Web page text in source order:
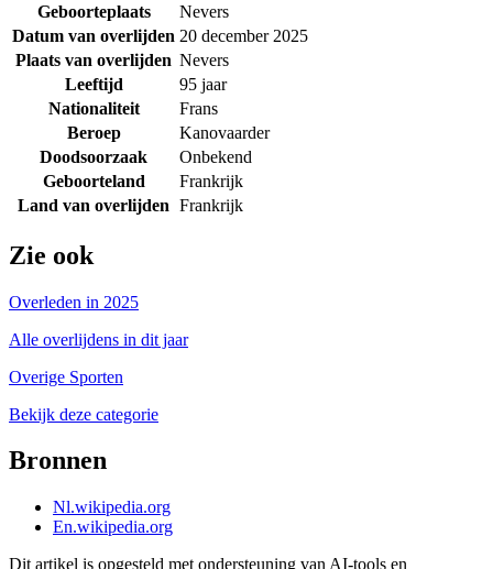
Geboorteplaats
Nevers
Datum van overlijden 20 december 2025
Plaats van overlijden Nevers
Leeftijd
95 jaar
Nationaliteit
Frans
Beroep
Kanovaarder
Doodsoorzaak
Onbekend
Geboorteland
Frankrijk
Land van overlijden Frankrijk
Zie ook
Overleden in 2025
Alle overlijdens in dit jaar
Overige Sporten
Bekijk deze categorie
Bronnen
Nl.wikipedia.org
En.wikipedia.org
Dit artikel is opgesteld met ondersteuning van AI-tools en